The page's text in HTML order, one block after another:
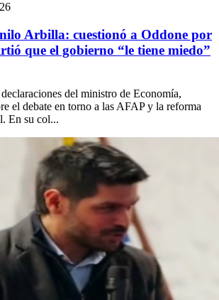
Arbilla: cuestionó a Oddone por
que el gobierno “le tiene miedo”
del ministro de Economía,
el debate en torno a las AFAP y la reforma
En su col...